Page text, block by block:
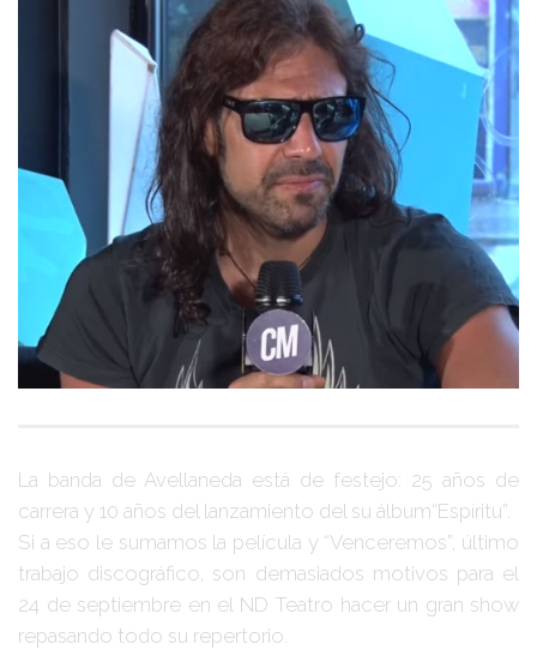
La banda de Avellaneda está de festejo: 25 años de
carrera y 10 años del lanzamiento del su álbum“Espíritu”
Si a eso le sumamos la película y “Venceremos” , último
trabajo discográfico, son demasiados motivos para el
24 de septiembre en el ND Teatro hacer un gran show
repasando todo su repertorio.